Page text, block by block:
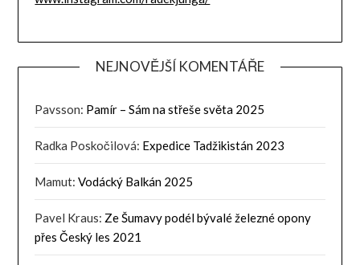
NEJNOVĚJŠÍ KOMENTÁŘE
Pavsson: Pamír – Sám na střeše světa 2025
Radka Poskočilová: Expedice Tadžikistán 2023
Mamut:Vodácký Balkán 2025
Pavel Kraus: Ze Šumavy podél bývalé železné opony
přes Český les 2021